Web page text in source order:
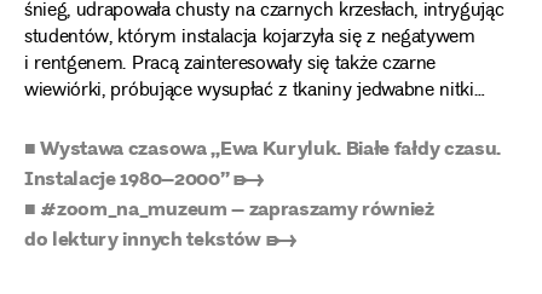
śnieg, udrapowała chusty na czarnych krzesłach, intrygując
studentów, którym instalacja kojarzyła się z negatywem
i rentgenem. Pracą zainteresowały się także czarne
wiewiórki, próbujące wysupłać z tkaniny jedwabne nitki…
■ Wystawa czasowa „Ewa Kuryluk. Białe fałdy czasu.
Instalacje 1980–2000” ➸
■ #zoom_na_muzeum – zapraszamy również
do lektury innych tekstów ➸